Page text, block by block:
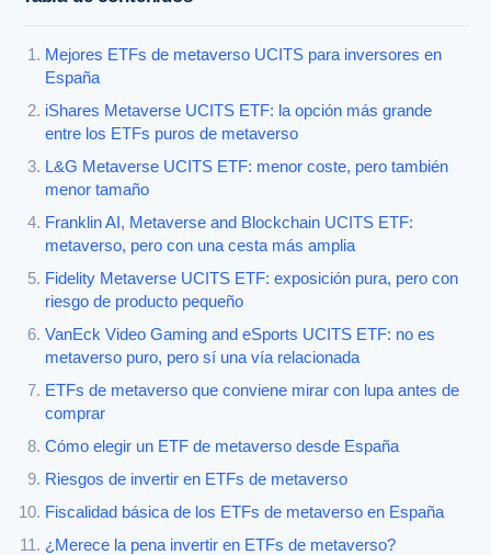
Mejores ETFs de metaverso UCITS para inversores en
España
iShares Metaverse UCITS ETF: la opción más grande
entre los ETFs puros de metaverso
L&G Metaverse UCITS ETF: menor coste, pero también
menor tamaño
Franklin AI, Metaverse and Blockchain UCITS ETF:
metaverso, pero con una cesta más amplia
Fidelity Metaverse UCITS ETF: exposición pura, pero con
riesgo de producto pequeño
VanEck Video Gaming and eSports UCITS ETF: no es
metaverso puro, pero sí una vía relacionada
ETFs de metaverso que conviene mirar con lupa antes de
comprar
Cómo elegir un ETF de metaverso desde España
Riesgos de invertir en ETFs de metaverso
Fiscalidad básica de los ETFs de metaverso en España
¿Merece la pena invertir en ETFs de metaverso?